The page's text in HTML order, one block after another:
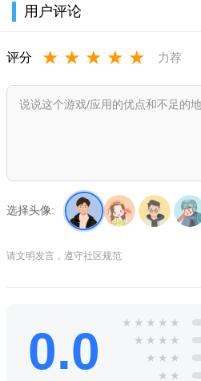
抗敌人。
项，和pc专用的星形图形。
先发制人最后时刻手游优势：
作者通过独特的设计，巧妙的构
淋漓尽致的展现在每一个玩家的面前
玩家在游戏中将要操作并发展一
打击摧毁别的国家的核弹头和
唯一的有核国家为胜利条件
游戏有着丰富的科技树，多样
用户评论
评分 ★ ★ ★ ★ ★ 力荐
选择头像:
请文明发言，遵守社区规范
0.0 ★ ★ ★ ★ ★
★ ★ ★ ★
★ ★ ★
★ ★